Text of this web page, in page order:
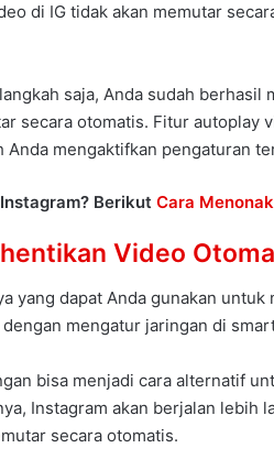
di IG tidak akan memutar
saja, Anda sudah berhasil
secara otomatis. Fitur autoplay
Anda mengaktifkan pengaturan
Berikut Cara
Video
yang dapat Anda gunakan
dengan mengatur jaringan di
bisa menjadi cara alternatif
Instagram akan berjalan lebih
secara otomatis.